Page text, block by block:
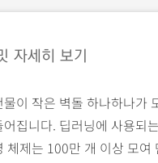
자세히 보기
물이 작은 벽돌 하나하나가
어집니다. 딥러닝에 사용되
체제는 100만 개 이상 모여